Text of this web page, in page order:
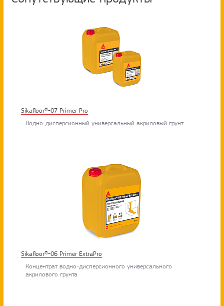
Sikafloor®-07 Primer Pro
Водно-дисперсионный универсальный акриловый грунт
Sikafloor®-06 Primer ExtraPro
Концентрат водно-дисперсионного универсального
акрилового грунта